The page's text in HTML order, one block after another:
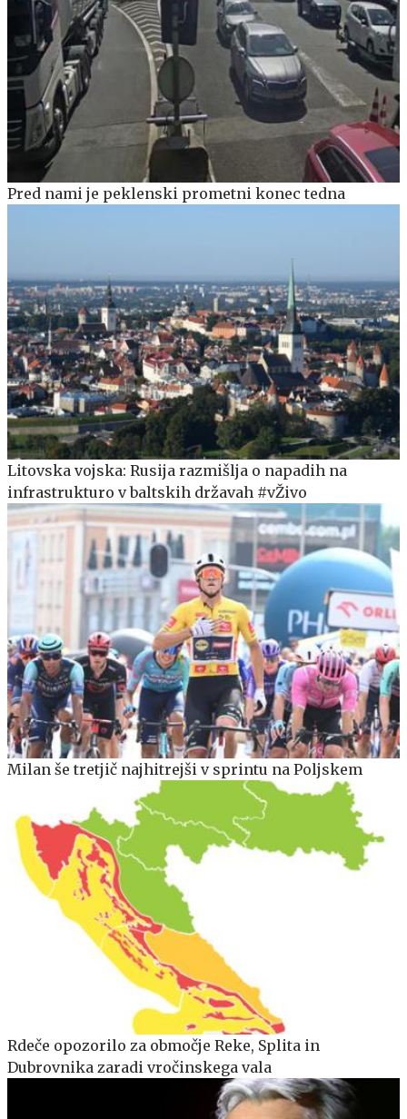
Pred nami je peklenski prometni konec tedna
Litovska vojska: Rusija razmišlja o napadih na
infrastrukturo v baltskih državah #vŽivo
Milan še tretjič najhitrejši v sprintu na Poljskem
Rdeče opozorilo za območje Reke, Splita in
Dubrovnika zaradi vročinskega vala